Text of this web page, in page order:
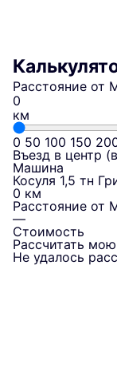
Расстояние от
км
0 50 100 150
Въезд в центр
Машина
Косуля 1,5 тн
0 км
Расстояние от
—
Стоимость
Рассчитать
Не удалось